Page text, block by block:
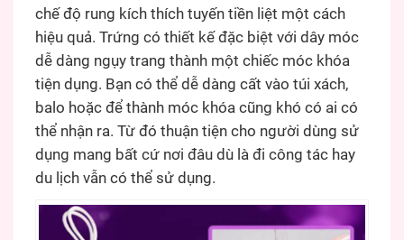
chế độ rung kích thích tuyến tiền liệt một cách
hiệu quả. Trứng có thiết kế đặc biệt với dây móc
dễ dàng ngụy trang thành một chiếc móc khóa
tiện dụng. Bạn có thể dễ dàng cất vào túi xách,
balo hoặc để thành móc khóa cũng khó có ai có
thể nhận ra. Từ đó thuận tiện cho người dùng sử
dụng mang bất cứ nơi đâu dù là đi công tác hay
du lịch vẫn có thể sử dụng.